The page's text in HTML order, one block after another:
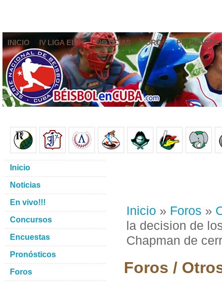
INICIO IV LIGA ELITE NOTICIAS FOROS
Inicio » Foros »
la decision de
Chapman de
Foros /
Inicio
Noticias
En vivo!!!
Concursos
Encuestas
Pronósticos
Foros